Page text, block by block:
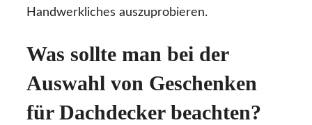
Handwerkliches auszuprobieren.
Was sollte man bei der
Auswahl von Geschenken
für Dachdecker beachten?